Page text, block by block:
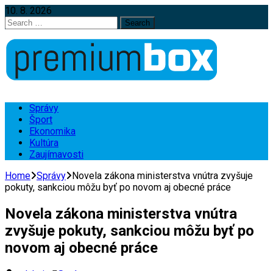
10. 8. 2026
Search
for:
Správy
Šport
Ekonomika
Kultúra
Zaujímavosti
Home Správy Novela zákona ministerstva vnútra zvyšuje
pokuty, sankciou môžu byť po novom aj obecné práce
Novela zákona ministerstva vnútra
zvyšuje pokuty, sankciou môžu byť po
novom aj obecné práce